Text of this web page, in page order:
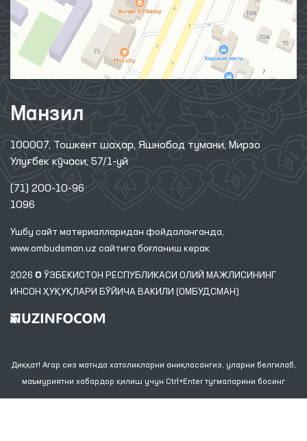
Манзил
100007, Тошкент шаҳар, Яшнобод тумани, Мирзо
Улуғбек кўчаси, 57/1-уй
(71) 200-10-96
1096
Ушбу сайт материалларидан фойдаланганда,
www.ombudsman.uz сайтига боғланиш керак
2026 © ЎЗБЕКИСТОН РЕСПУБЛИКАСИ ОЛИЙ МАЖЛИСИНИНГ
ИНСОН ҲУҚУҚЛАРИ БЎЙИЧА ВАКИЛИ (ОМБУДСМАН)
Диққат! Агар сиз матнда хатоликларни аниқласангиз, уларни белгилаб,
маъмуриятни хабардор қилиш учун Ctrl+Enter тугмаларини босинг